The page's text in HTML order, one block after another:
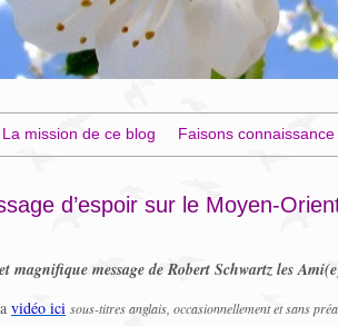
La mission de ce blog Faisons connaissance
d’espoir sur le Moyen-
magnifique message de Robert Schwartz les
vidéo ici sous-titres anglais, occasionnellement et sans